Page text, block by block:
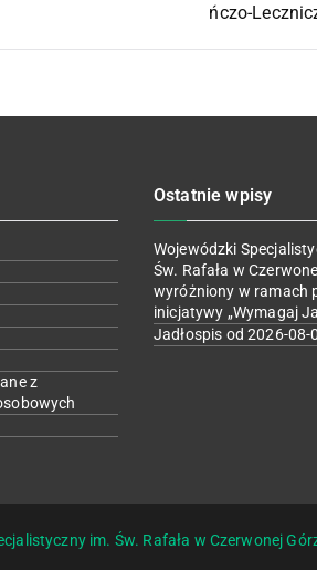
ńczo-
z
Ostatnie wpisy
Wojewódzki
Św. Rafała w
wyróżniony w ramach
inicjatywy „Wymagaj
Jadłospis od 2026-
im. Św. Rafała w Czerwonej